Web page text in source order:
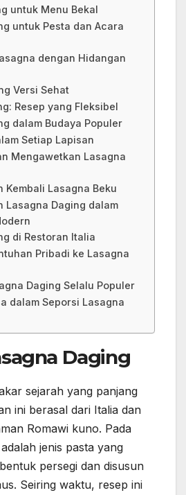
untuk Menu Bekal
untuk Pesta dan Acara
dengan Hidangan
Versi Sehat
Resep yang Fleksibel
dalam Budaya Populer
Setiap Lapisan
Mengawetkan Lasagna
Kembali Lasagna Beku
Lasagna Daging dalam
di Restoran Italia
Pribadi ke Lasagna
Daging Selalu Populer
dalam Seporsi Lasagna
Daging
sejarah yang panjang
ini berasal dari Italia dan
Romawi kuno. Pada
jenis pasta yang
persegi dan disusun
Seiring waktu, resep ini